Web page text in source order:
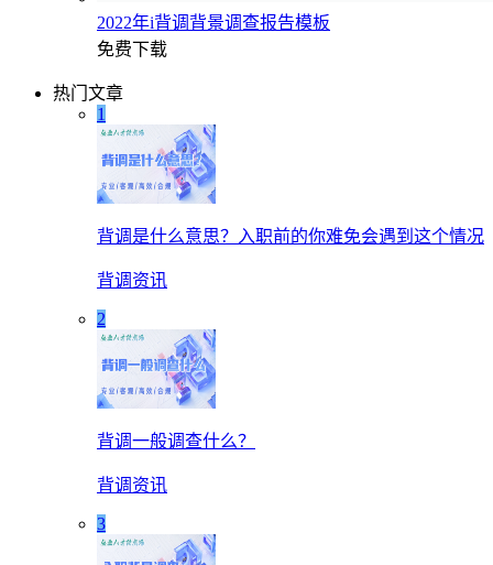
2022年i背调背景调查报告模板
免费下载
热门文章
1
背调是什么意思？入职前的你难免会遇到这个情况
背调资讯
2
背调一般调查什么？
背调资讯
3